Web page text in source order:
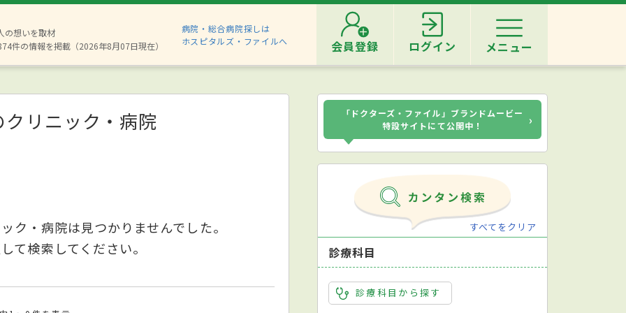
の想いを取材
件の情報を掲載（2026年8月07日現在）
病院・総合病院探しは
ホスピタルズ・ファイルへ
会員登録 ログイン メニュー
クリニック・病院
ク・病院は見つかりませんでした。
て検索してください。
「ドクターズ・ファイル」ブランドムービー
特設サイトにて公開中！
›
すべてをクリア
診療科目
診療科目から探す